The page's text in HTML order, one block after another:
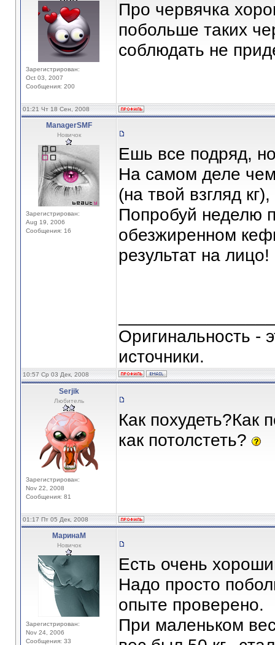
Зарегистрирован:
Oct 03, 2007
Сообщения: 200
Про червячка
побольше таких
соблюдать не
01:21 Чт 18 Сен, 2008
ManagerSMF
Новичок
Зарегистрирован:
Aug 19, 2006
Сообщения: 16
Ешь все подряд,
На самом деле
(на твой взгляд
Попробуй неделю
обезжиренном
результат на лицо!
Оригинальность -
источники.
10:57 Ср 03 Дек, 2008
Serjik
Любитель
Зарегистрирован:
Nov 22, 2008
Сообщения: 81
Как похудеть?Как
как потолстеть?
01:17 Пт 05 Дек, 2008
МаринаМ
Новичок
Зарегистрирован:
Nov 24, 2006
Сообщения: 33
Есть очень
Надо просто
опыте проверено.
При маленьком